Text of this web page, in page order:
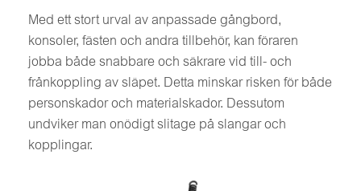
Med ett stort urval av anpassade gångbord,
konsoler, fästen och andra tillbehör, kan föraren
jobba både snabbare och säkrare vid till- och
frånkoppling av släpet. Detta minskar risken för både
personskador och materialskador. Dessutom
undviker man onödigt slitage på slangar och
kopplingar.